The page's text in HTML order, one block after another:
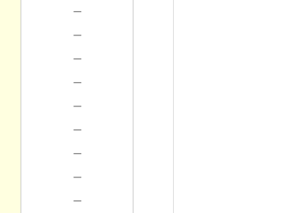
－
－
－
－
－
－
－
－
－